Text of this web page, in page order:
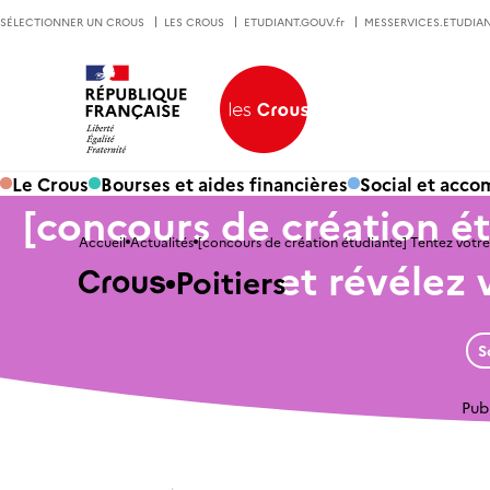
SÉLECTIONNER UN CROUS LES CROUS ETUDIANT.GOUV.fr
Le Crous Bourses et aides financières Social et
Accueil Actualités [concours de création étudiante] Tentez
Poitiers
[concours de création
et révélez